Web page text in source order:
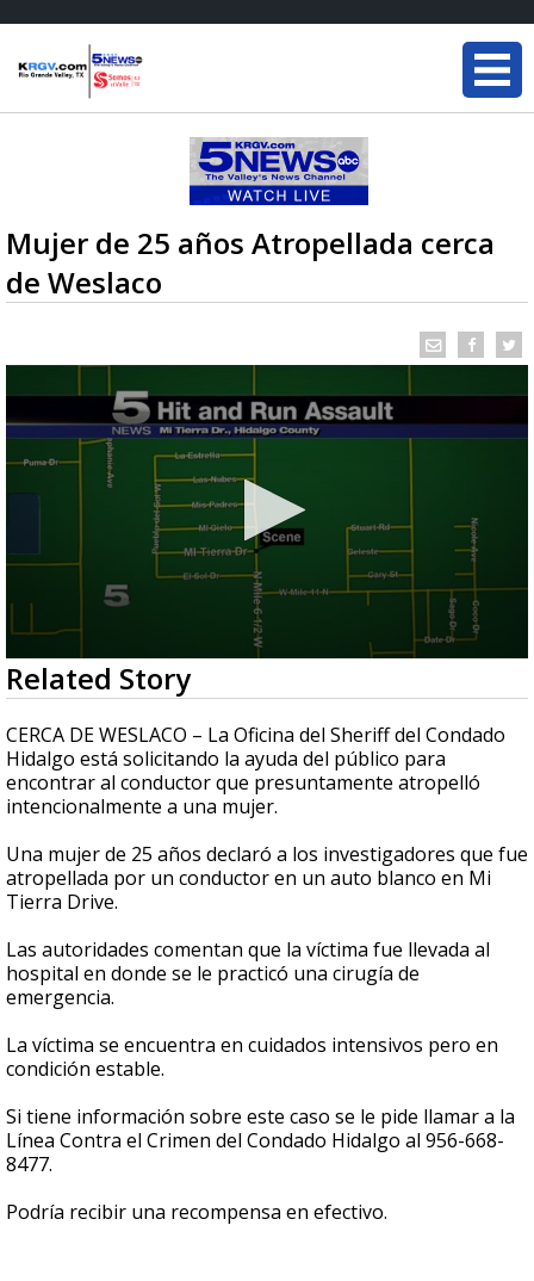
Mujer de 25 años Atropellada cerca
de Weslaco
0
seconds
of
30
seconds
Related Story
CERCA DE WESLACO – La Oficina del Sheriff del Condado
Hidalgo está solicitando la ayuda del público para
encontrar al conductor que presuntamente atropelló
intencionalmente a una mujer.
Una mujer de 25 años declaró a los investigadores que fue
atropellada por un conductor en un auto blanco en Mi
Tierra Drive.
Las autoridades comentan que la víctima fue llevada al
hospital en donde se le practicó una cirugía de
emergencia.
La víctima se encuentra en cuidados intensivos pero en
condición estable.
Si tiene información sobre este caso se le pide llamar a la
Línea Contra el Crimen del Condado Hidalgo al 956-668-
8477.
Podría recibir una recompensa en efectivo.